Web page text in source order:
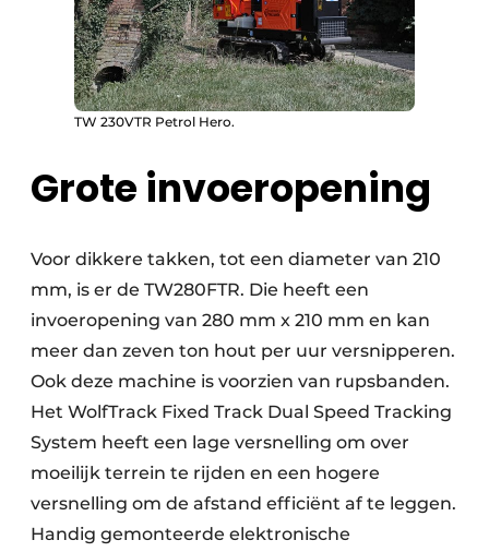
TW 230VTR Petrol Hero.
Grote invoeropening
Voor dikkere takken, tot een diameter van 210
mm, is er de TW280FTR. Die heeft een
invoeropening van 280 mm x 210 mm en kan
meer dan zeven ton hout per uur versnipperen.
Ook deze machine is voorzien van rupsbanden.
Het WolfTrack Fixed Track Dual Speed Tracking
System heeft een lage versnelling om over
moeilijk terrein te rijden en een hogere
versnelling om de afstand efficiënt af te leggen.
Handig gemonteerde elektronische